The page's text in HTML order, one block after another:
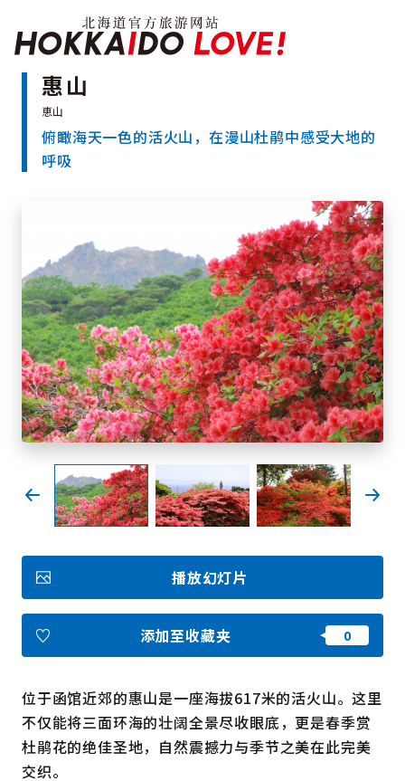
特辑
旅游景点
温泉
北海道简介
按旅游主题搜索
享受雨天
七个国立公园
邂逅美景
基础知识
Face
book
Insta
gram
YouT
ube
Insta
gram
Face
book
图库影集
视频
旅游手册
使用条款
关于我们
链接
语言
惠山
俯瞰海天一色的活火山，在漫山杜鹃中感受大地的
呼吸
位于函馆近郊的惠山是一座海拔617米的活火山。这里
不仅能将三面环海的壮阔全景尽收眼底，更是春季赏
杜鹃花的绝佳圣地，自然震撼力与季节之美在此完美
交织。
播放幻灯片
添加至收藏夹